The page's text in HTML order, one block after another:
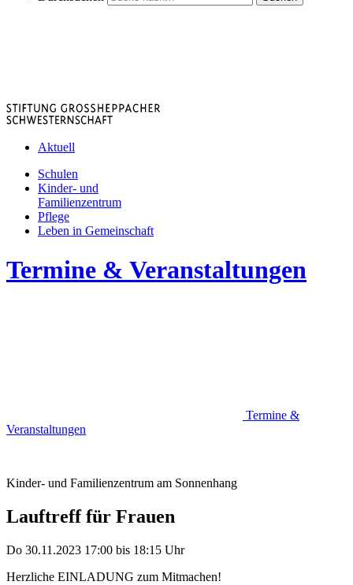
Aktuell
Schulen
Kinder- und
Familienzentrum
Pflege
Leben in Gemeinschaft
Termine & Veranstaltungen
Termine &
Veranstaltungen
Kinder- und Familienzentrum am Sonnenhang
Lauftreff für Frauen
Do 30.11.2023 17:00 bis 18:15 Uhr
Herzliche EINLADUNG zum Mitmachen!